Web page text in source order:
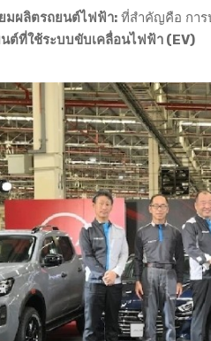
มผลิตรถยนต์ไฟฟ้า: ที่สำคัญคือ การ
ต์ที่ใช้ระบบขับเคลื่อนไฟฟ้า (EV)